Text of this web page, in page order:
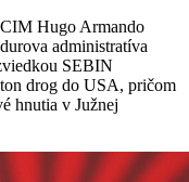
Hugo Armando
administratíva
SEBIN
drog do USA, pričom
hnutia v Južnej